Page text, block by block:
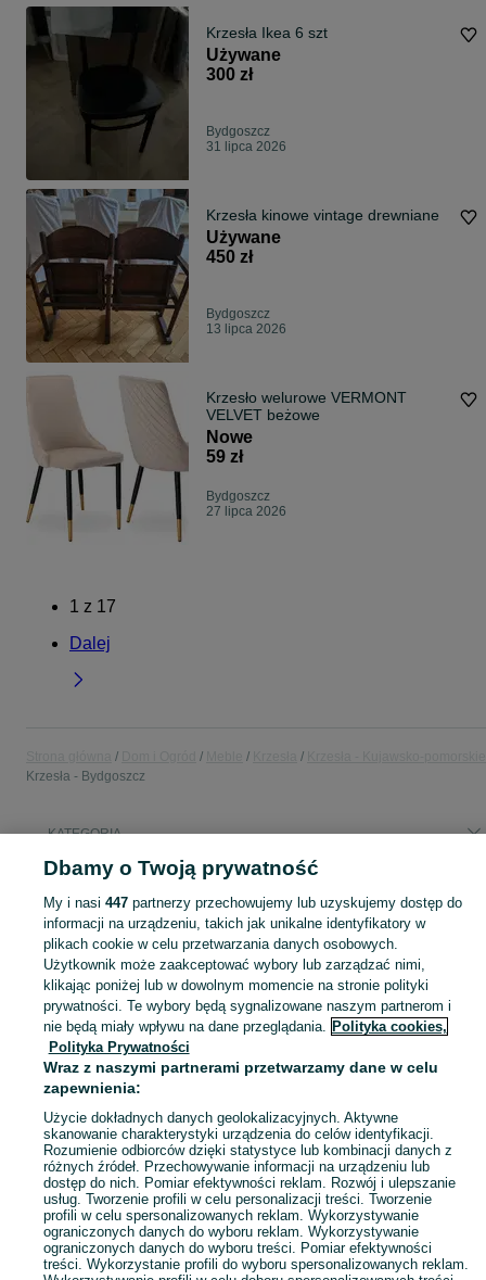
Krzesła Ikea 6 szt
Używane
300 zł
Bydgoszcz
31 lipca 2026
Krzesła kinowe vintage drewniane
Używane
450 zł
Bydgoszcz
13 lipca 2026
Krzesło welurowe VERMONT
VELVET beżowe
Nowe
59 zł
Bydgoszcz
27 lipca 2026
1 z 17
Dalej
Krzesła - Bydgoszcz
KATEGORIA
Popularne wyszukiwania
krzesła drewniane prl
Zobacz
Mapa kategorii
Mapa miejscowości
Mapa ministron
Popularne wyszukiwania
Dbamy o Twoją prywatność
My i nasi 447partnerzy przechowujemy lub uzyskujemy dostęp do
informacji na urządzeniu, takich jak unikalne identyfikatory w
plikach cookie w celu przetwarzania danych osobowych.
Użytkownik może zaakceptować wybory lub zarządzać nimi,
klikając poniżej lub w dowolnym momencie na stronie polityki
prywatności. Te wybory będą sygnalizowane naszym partnerom i
nie będą miały wpływu na dane przeglądania. Polityka cookies,
Polityka Prywatności
Wraz z naszymi partnerami przetwarzamy dane w celu
zapewnienia:
Użycie dokładnych danych geolokalizacyjnych. Aktywne
skanowanie charakterystyki urządzenia do celów identyfikacji.
Rozumienie odbiorców dzięki statystyce lub kombinacji danych z
różnych źródeł. Przechowywanie informacji na urządzeniu lub
dostęp do nich. Pomiar efektywności reklam. Rozwój i ulepszanie
usług. Tworzenie profili w celu personalizacji treści. Tworzenie
profili w celu spersonalizowanych reklam. Wykorzystywanie
ograniczonych danych do wyboru reklam. Wykorzystywanie
ograniczonych danych do wyboru treści. Pomiar efektywności
treści. Wykorzystanie profili do wyboru spersonalizowanych reklam.